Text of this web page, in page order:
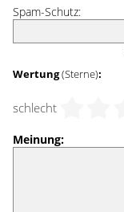
Spam-Schutz:
Wertung(Sterne):
schlecht
Meinung: